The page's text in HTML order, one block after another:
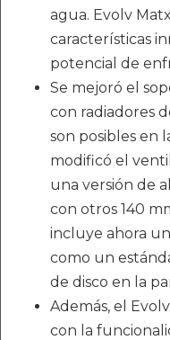
agua. Evolv
características
potencial de
Se mejoró el
con radiadores
son posibles en
modificó el
una versión de
con otros 140
incluye ahora
como un
de disco en la
Además, el
con la